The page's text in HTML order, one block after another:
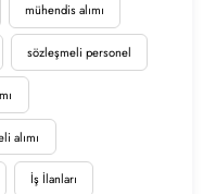
mühendis alımı
sözleşmeli personel
alımı
İş İlanları